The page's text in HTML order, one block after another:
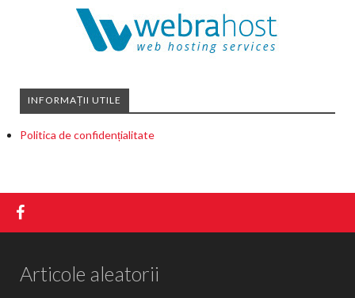
INFORMAȚII UTILE
Politica de confidențialitate
Articole aleatorii